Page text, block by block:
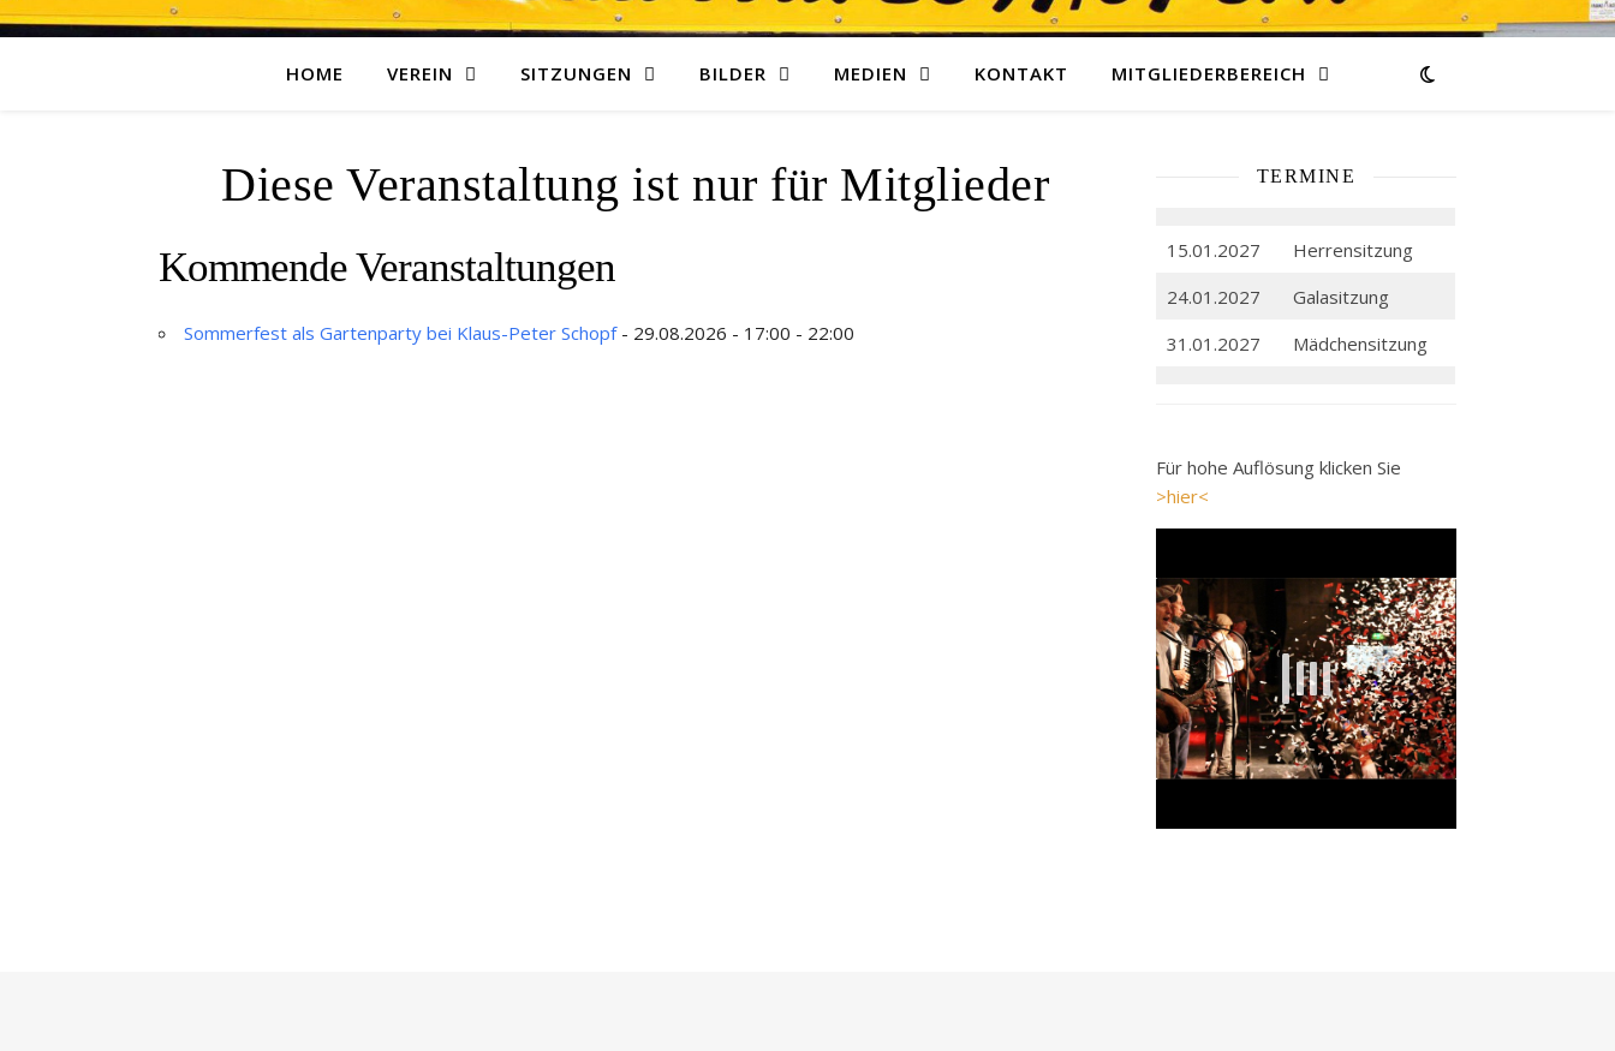
HOME VEREIN SITZUNGEN BILDER MEDIEN KONTAKT MITGLIEDERBEREICH
Diese Veranstaltung ist nur für Mitglieder
Kommende Veranstaltungen
Sommerfest als Gartenparty bei Klaus-Peter Schopf- 29.08.2026 - 17:00 - 22:00
TERMINE
15.01.2027
Herrensitzung
24.01.2027
Galasitzung
31.01.2027
Mädchensitzung
Für hohe Auflösung klicken Sie
>hier<